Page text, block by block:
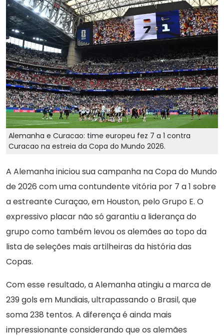
Alemanha e Curacao: time europeu fez 7 a 1 contra
Curacao na estreia da Copa do Mundo 2026.
A Alemanha iniciou sua campanha na Copa do Mundo
de 2026 com uma contundente vitória por 7 a 1 sobre
a estreante Curaçao, em Houston, pelo Grupo E. O
expressivo placar não só garantiu a liderança do
grupo como também levou os alemães ao topo da
lista de seleções mais artilheiras da história das
Copas.
Com esse resultado, a Alemanha atingiu a marca de
239 gols em Mundiais, ultrapassando o Brasil, que
soma 238 tentos. A diferença é ainda mais
impressionante considerando que os alemães